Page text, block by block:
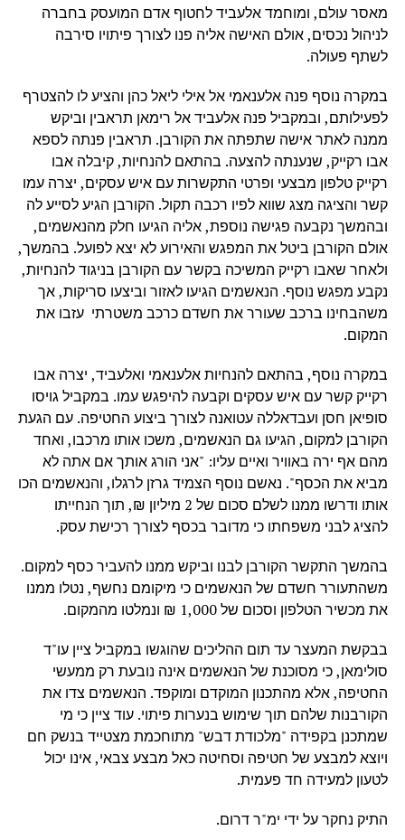
מאסר עולם, ומוחמד אלעביד לחטוף אדם המועסק בחברה
לניהול נכסים, אולם האישה אליה פנו לצורך פיתויו סירבה
לשתף פעולה.
במקרה נוסף פנה אלענאמי אל אילי ליאל כהן והציע לו להצטרף
לפעילותם, ובמקביל פנה אלעביד אל רימאן תראבין וביקש
ממנה לאתר אישה שתפתה את הקורבן. תראבין פנתה לספא
אבו רקייק, שנענתה להצעה. בהתאם להנחיות, קיבלה אבו
רקייק טלפון מבצעי ופרטי התקשרות עם איש עסקים, יצרה עמו
קשר והציגה מצג שווא לפיו רכבה תקול. הקורבן הגיע לסייע לה
ובהמשך נקבעה פגישה נוספת, אליה הגיעו חלק מהנאשמים,
אולם הקורבן ביטל את המפגש והאירוע לא יצא לפועל. בהמשך,
ולאחר שאבו רקייק המשיכה בקשר עם הקורבן בניגוד להנחיות,
נקבע מפגש נוסף. הנאשמים הגיעו לאזור וביצעו סריקות, אך
משהבחינו ברכב שעורר את חשדם כרכב משטרתי עזבו את
המקום.
במקרה נוסף, בהתאם להנחיות אלענאמי ואלעביד, יצרה אבו
רקייק קשר עם איש עסקים וקבעה להיפגש עמו. במקביל גויסו
סופיאן חסן ועבדאללה עטואנה לצורך ביצוע החטיפה. עם הגעת
הקורבן למקום, הגיעו גם הנאשמים, משכו אותו מרכבו, ואחד
מהם אף ירה באוויר ואיים עליו: "אני הורג אותך אם אתה לא
מביא את הכסף". נאשם נוסף הצמיד גרזן לרגלו, והנאשמים הכו
אותו ודרשו ממנו לשלם סכום של 2 מיליון ₪, תוך הנחייתו
להציג לבני משפחתו כי מדובר בכסף לצורך רכישת עסק.
בהמשך התקשר הקורבן לבנו וביקש ממנו להעביר כסף למקום.
משהתעורר חשדם של הנאשמים כי מיקומם נחשף, נטלו ממנו
את מכשיר הטלפון וסכום של 1,000 ₪ ונמלטו מהמקום.
בבקשת המעצר עד תום ההליכים שהוגשו במקביל ציין עו"ד
סולימאן, כי מסוכנת של הנאשמים אינה נובעת רק ממעשי
החטיפה, אלא מהתכנון המוקדם ומוקפד. הנאשמים צדו את
הקורבנות שלהם תוך שימוש בנערות פיתוי. עוד ציין כי מי
שמתכנן בקפידה "מלכודת דבש" מתוחכמת מצטייד בנשק חם
ויוצא למבצע של חטיפה וסחיטה כאל מבצע צבאי, אינו יכול
לטעון למעידה חד פעמית.
התיק נחקר על ידי ימ"ר דרום.